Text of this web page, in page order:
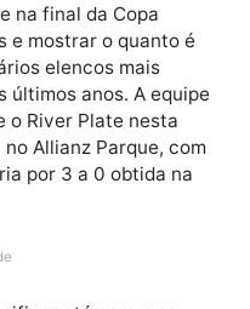
na base e
atual do Palmeiras
na final da Copa
e mostrar o quanto é
vários elencos mais
últimos anos. A
o River Plate nesta
por 3 a 0 obtida na